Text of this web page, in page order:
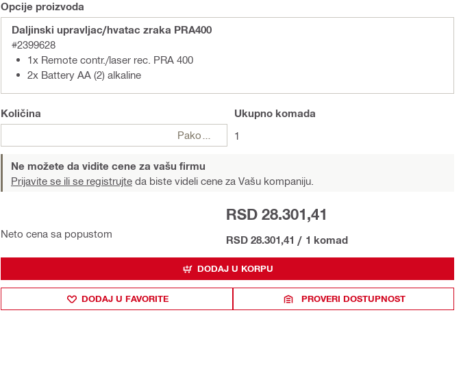
Opcije proizvoda
Daljinski upravljac/hvatac zraka PRA400
#2399628
1x Remote contr./laser rec. PRA 400
2x Battery AA (2) alkaline
Količina
Ukupno komada
1
Ne možete da vidite cene za vašu firmu
Prijavite se ili se registrujte da biste videli cene za Vašu kompaniju.
Neto cena sa popustom
RSD 28.301,41
RSD 28.301,41 / 1 komad
DODAJ U KORPU
DODAJ U FAVORITE PROVERI DOSTUPNOST